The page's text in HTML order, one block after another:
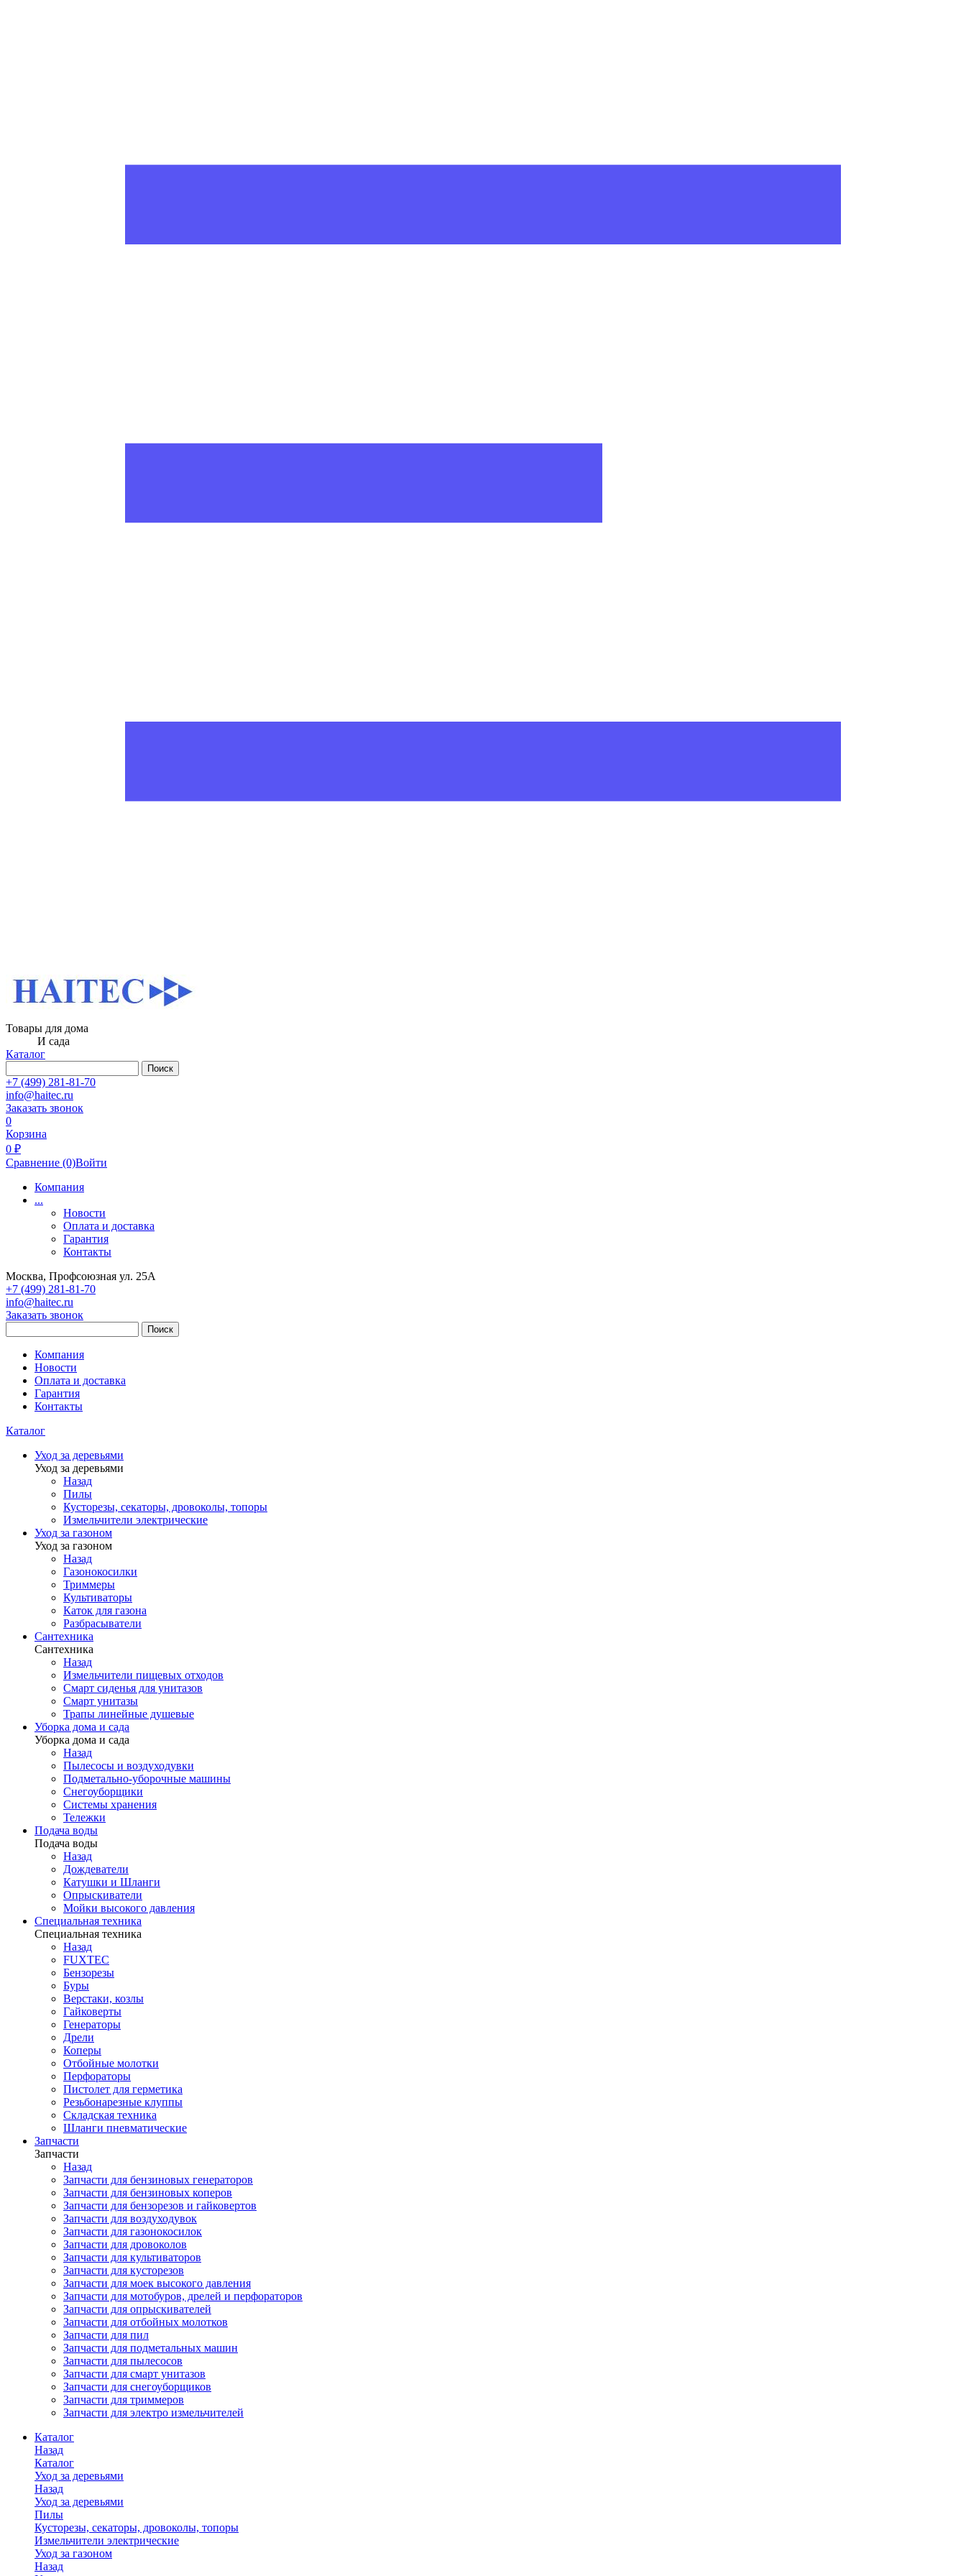
Товары для дома
И сада
Каталог
Поиск
+7 (499) 281-81-70
info@haitec.ru
Заказать звонок
0
Корзина
0 ₽
Сравнение (0)Войти
Компания
...
Новости
Оплата и доставка
Гарантия
Контакты
Москва, Профсоюзная ул. 25А
+7 (499) 281-81-70
info@haitec.ru
Заказать звонок
Поиск
Компания
Новости
Оплата и доставка
Гарантия
Контакты
Каталог
Уход за деревьями
Уход за деревьями
Назад
Пилы
Кусторезы, секаторы, дровоколы, топоры
Измельчители электрические
Уход за газоном
Уход за газоном
Назад
Газонокосилки
Триммеры
Культиваторы
Каток для газона
Разбрасыватели
Сантехника
Сантехника
Назад
Измельчители пищевых отходов
Смарт сиденья для унитазов
Смарт унитазы
Трапы линейные душевые
Уборка дома и сада
Уборка дома и сада
Назад
Пылесосы и воздуходувки
Подметально-уборочные машины
Снегоуборщики
Системы хранения
Тележки
Подача воды
Подача воды
Назад
Дождеватели
Катушки и Шланги
Опрыскиватели
Мойки высокого давления
Специальная техника
Специальная техника
Назад
FUXTEC
Бензорезы
Буры
Верстаки, козлы
Гайковерты
Генераторы
Дрели
Коперы
Отбойные молотки
Перфораторы
Пистолет для герметика
Резьбонарезные клуппы
Складская техника
Шланги пневматические
Запчасти
Запчасти
Назад
Запчасти для бензиновых генераторов
Запчасти для бензиновых коперов
Запчасти для бензорезов и гайковертов
Запчасти для воздуходувок
Запчасти для газонокосилок
Запчасти для дровоколов
Запчасти для культиваторов
Запчасти для кусторезов
Запчасти для моек высокого давления
Запчасти для мотобуров, дрелей и перфораторов
Запчасти для опрыскивателей
Запчасти для отбойных молотков
Запчасти для пил
Запчасти для подметальных машин
Запчасти для пылесосов
Запчасти для смарт унитазов
Запчасти для снегоуборщиков
Запчасти для триммеров
Запчасти для электро измельчителей
Каталог
Назад
Каталог
Уход за деревьями
Назад
Уход за деревьями
Пилы
Кусторезы, секаторы, дровоколы, топоры
Измельчители электрические
Уход за газоном
Назад